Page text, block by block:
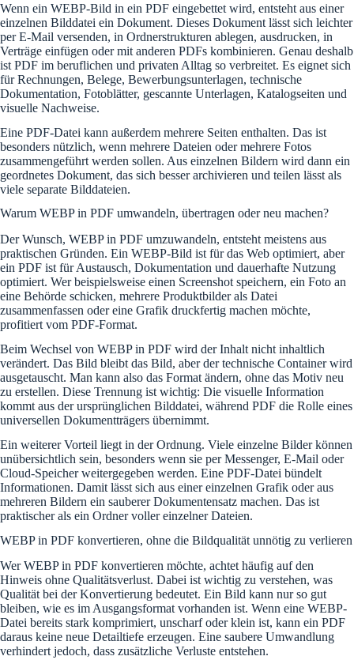
Wenn ein WEBP-Bild in ein PDF eingebettet wird, entsteht aus einer
einzelnen Bilddatei ein Dokument. Dieses Dokument lässt sich leichter
per E-Mail versenden, in Ordnerstrukturen ablegen, ausdrucken, in
Verträge einfügen oder mit anderen PDFs kombinieren. Genau deshalb
ist PDF im beruflichen und privaten Alltag so verbreitet. Es eignet sich
für Rechnungen, Belege, Bewerbungsunterlagen, technische
Dokumentation, Fotoblätter, gescannte Unterlagen, Katalogseiten und
visuelle Nachweise.
Eine PDF-Datei kann außerdem mehrere Seiten enthalten. Das ist
besonders nützlich, wenn mehrere Dateien oder mehrere Fotos
zusammengeführt werden sollen. Aus einzelnen Bildern wird dann ein
geordnetes Dokument, das sich besser archivieren und teilen lässt als
viele separate Bilddateien.
Warum WEBP in PDF umwandeln, übertragen oder neu machen?
Der Wunsch, WEBP in PDF umzuwandeln, entsteht meistens aus
praktischen Gründen. Ein WEBP-Bild ist für das Web optimiert, aber
ein PDF ist für Austausch, Dokumentation und dauerhafte Nutzung
optimiert. Wer beispielsweise einen Screenshot speichern, ein Foto an
eine Behörde schicken, mehrere Produktbilder als Datei
zusammenfassen oder eine Grafik druckfertig machen möchte,
profitiert vom PDF-Format.
Beim Wechsel von WEBP in PDF wird der Inhalt nicht inhaltlich
verändert. Das Bild bleibt das Bild, aber der technische Container wird
ausgetauscht. Man kann also das Format ändern, ohne das Motiv neu
zu erstellen. Diese Trennung ist wichtig: Die visuelle Information
kommt aus der ursprünglichen Bilddatei, während PDF die Rolle eines
universellen Dokumentträgers übernimmt.
Ein weiterer Vorteil liegt in der Ordnung. Viele einzelne Bilder können
unübersichtlich sein, besonders wenn sie per Messenger, E-Mail oder
Cloud-Speicher weitergegeben werden. Eine PDF-Datei bündelt
Informationen. Damit lässt sich aus einer einzelnen Grafik oder aus
mehreren Bildern ein sauberer Dokumentensatz machen. Das ist
praktischer als ein Ordner voller einzelner Dateien.
WEBP in PDF konvertieren, ohne die Bildqualität unnötig zu verlieren
Wer WEBP in PDF konvertieren möchte, achtet häufig auf den
Hinweis ohne Qualitätsverlust. Dabei ist wichtig zu verstehen, was
Qualität bei der Konvertierung bedeutet. Ein Bild kann nur so gut
bleiben, wie es im Ausgangsformat vorhanden ist. Wenn eine WEBP-
Datei bereits stark komprimiert, unscharf oder klein ist, kann ein PDF
daraus keine neue Detailtiefe erzeugen. Eine saubere Umwandlung
verhindert jedoch, dass zusätzliche Verluste entstehen.